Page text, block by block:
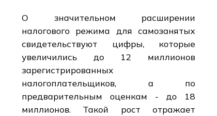
О значительном расширении
налогового режима для самозанятых
свидетельствуют цифры, которые
увеличились до 12 миллионов
зарегистрированных
налогоплательщиков, а по
предварительным оценкам - до 18
миллионов. Такой рост отражает